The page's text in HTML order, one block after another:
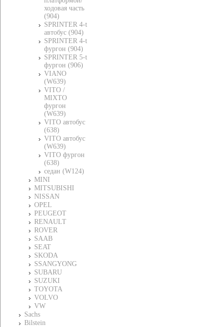
ходовая часть
(904)
SPRINTER 4-t
автобус (904)
SPRINTER 4-t
фургон (904)
SPRINTER 5-t
фургон (906)
VIANO
(W639)
VITO /
MIXTO
фургон
(W639)
VITO автобус
(638)
VITO автобус
(W639)
VITO фургон
(638)
седан (W124)
MINI
MITSUBISHI
NISSAN
OPEL
PEUGEOT
RENAULT
ROVER
SAAB
SEAT
SKODA
SSANGYONG
SUBARU
SUZUKI
TOYOTA
VOLVO
VW
Sachs
Bilstein